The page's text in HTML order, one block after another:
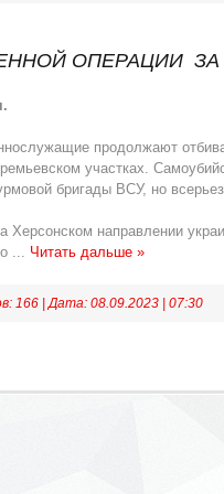
ОПЕРАЦИИ ЗА
продолжают
участках.
бригады ВСУ, но
Херсонском направлении
... Читать дальше »
166 | Дата: 08.09.2023 07:30